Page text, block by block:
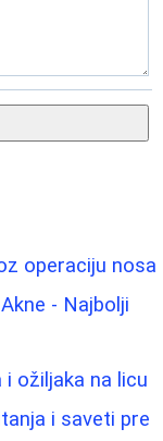
operaciju nosa
- Najbolji
ožiljaka na licu
i saveti pre